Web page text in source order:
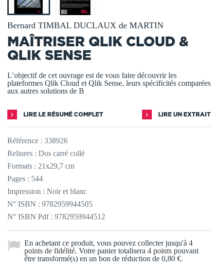
Bernard TIMBAL DUCLAUX de MARTIN
MAÎTRISER QLIK CLOUD &
QLIK SENSE
L’objectif de cet ouvrage est de vous faire découvrir les
plateformes Qlik Cloud et Qlik Sense, leurs spécificités comparées
aux autres solutions de B
LIRE LE RÉSUMÉ COMPLET LIRE UN EXTRAIT
Référence : 338926
Reliures : Dos carré collé
Formats : 21x29,7 cm
Pages : 544
Impression : Noir et blanc
N° ISBN : 9782959944505
N° ISBN Pdf : 9782959944512
En achetant ce produit, vous pouvez collecter jusqu'à 4
points de fidélité. Votre panier totalisera 4 points pouvant
être transformé(s) en un bon de réduction de 0,80 €.